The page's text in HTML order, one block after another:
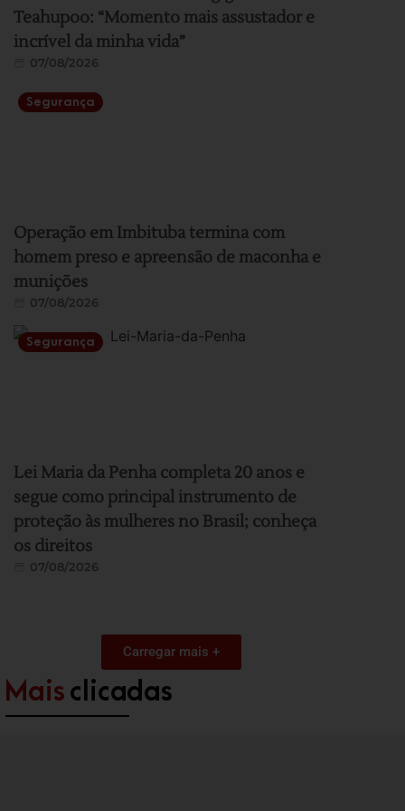
Teahupoo: “Momento mais assustador e
incrível da minha vida”
07/08/2026
Segurança
Operação em Imbituba termina com
homem preso e apreensão de maconha e
munições
07/08/2026
Segurança
Lei Maria da Penha completa 20 anos e
segue como principal instrumento de
proteção às mulheres no Brasil; conheça
os direitos
07/08/2026
Carregar mais +
Mais clicadas